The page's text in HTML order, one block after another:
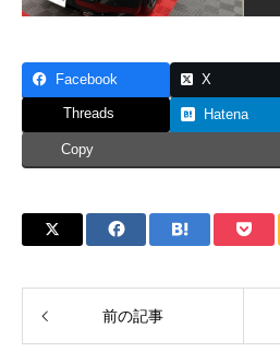
Facebook X
Threads Hatena
Copy
前の記事